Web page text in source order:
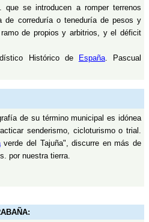
se introducen a romper terrenos
de correduría o teneduría de pesos y
de propios y arbitrios, y el déficit
Histórico de
España. Pascual
de su término municipal es idónea
senderismo, cicloturismo o trial.
verde del Tajuña", discurre en más de
por nuestra tierra.